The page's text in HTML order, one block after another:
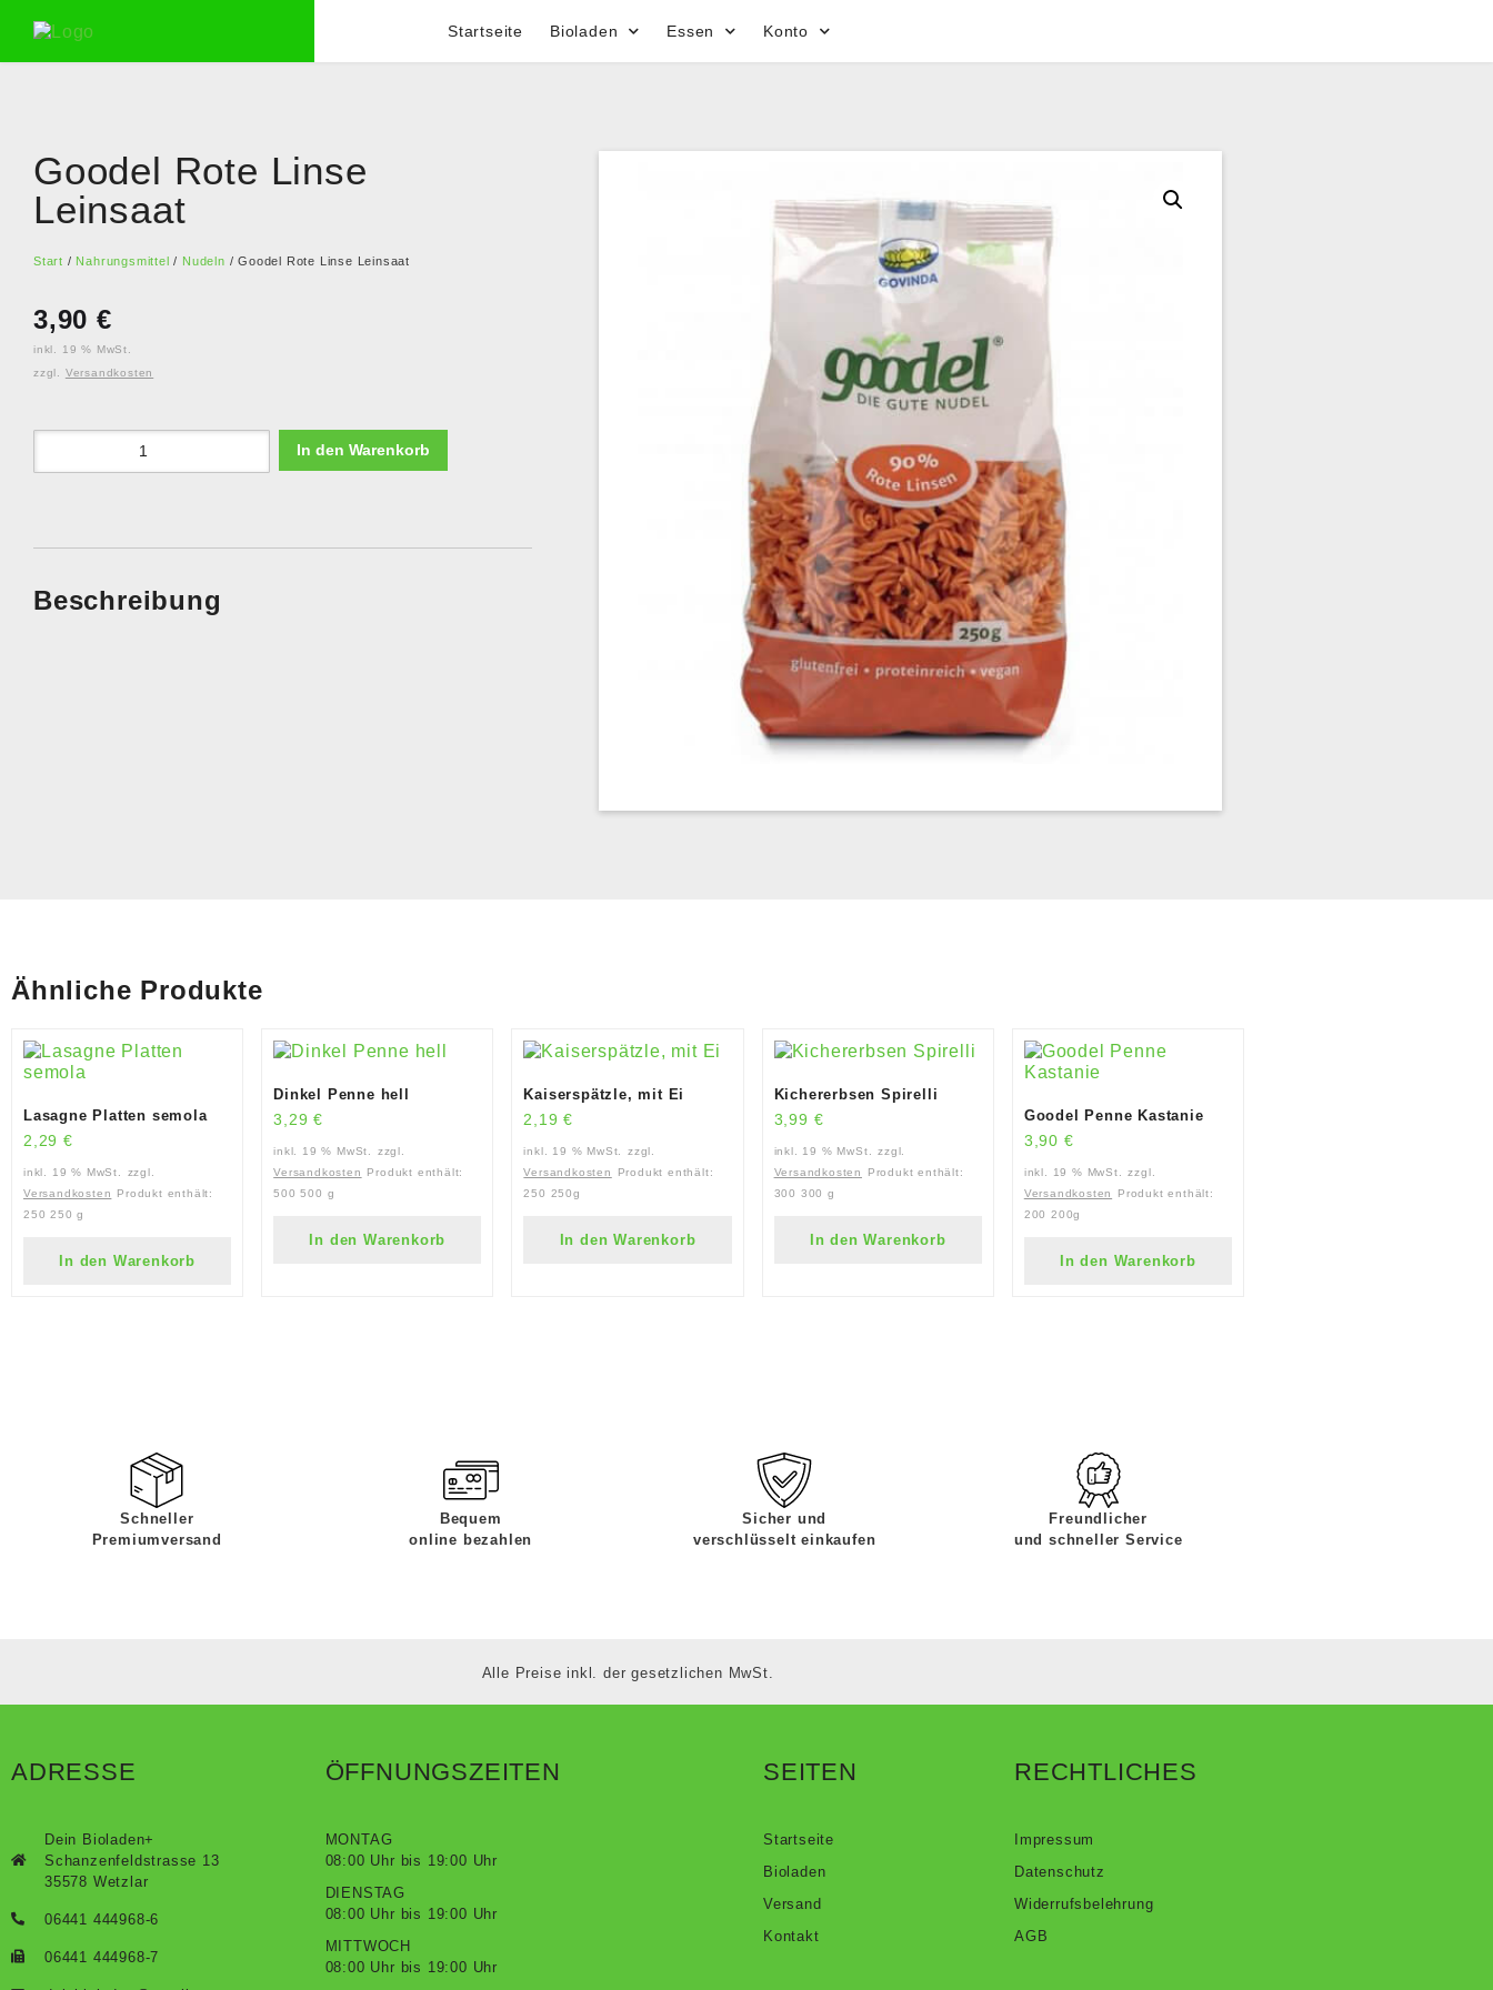
Startseite Bioladen Essen Konto
Goodel Rote Linse
Leinsaat
Start / Nahrungsmittel / Nudeln / Goodel Rote Linse Leinsaat
3,90 €
inkl. 19 % MwSt.
zzgl. Versandkosten
In den Warenkorb
Beschreibung
Ähnliche Produkte
Lasagne Platten semola
2,29 €
inkl. 19 % MwSt.
zzgl.
Versandkosten
Produkt enthält:
250250 g
In den Warenkorb
Dinkel Penne hell
3,29€
inkl. 19 % MwSt.
zzgl.
Versandkosten
Produkt enthält:
500500 g
In den Warenkorb
Kaiserspätzle, mit Ei
2,19€
inkl. 19 % MwSt.
zzgl.
Versandkosten
Produkt enthält:
250 250g
In den Warenkorb
Kichererbsen Spirelli
3,99 €
inkl. 19 % MwSt.
zzgl.
Versandkosten
Produkt enthält:
300 300 g
In den Warenkorb
Goodel Penne Kastanie
3,90 €
inkl. 19 % MwSt.
zzgl.
Versandkosten
Produkt enthält:
200 200g
In den Warenkorb
Schneller
Premiumversand
Bequem
online bezahlen
Sicher und
verschlüsselt einkaufen
Freundlicher
und schneller Service
Alle Preise inkl. der gesetzlichen MwSt.
ADRESSE
Dein Bioladen+
Schanzenfeldstrasse 13
35578 Wetzlar
06441 444968-6
06441 444968-7
ÖFFNUNGSZEITEN
MONTAG
08:00 Uhr bis 19:00 Uhr
DIENSTAG
08:00 Uhr bis 19:00 Uhr
MITTWOCH
08:00 Uhr bis 19:00 Uhr
SEITEN
Startseite
Bioladen
Versand
Kontakt
RECHTLICHES
Impressum
Datenschutz
Widerrufsbelehrung
AGB